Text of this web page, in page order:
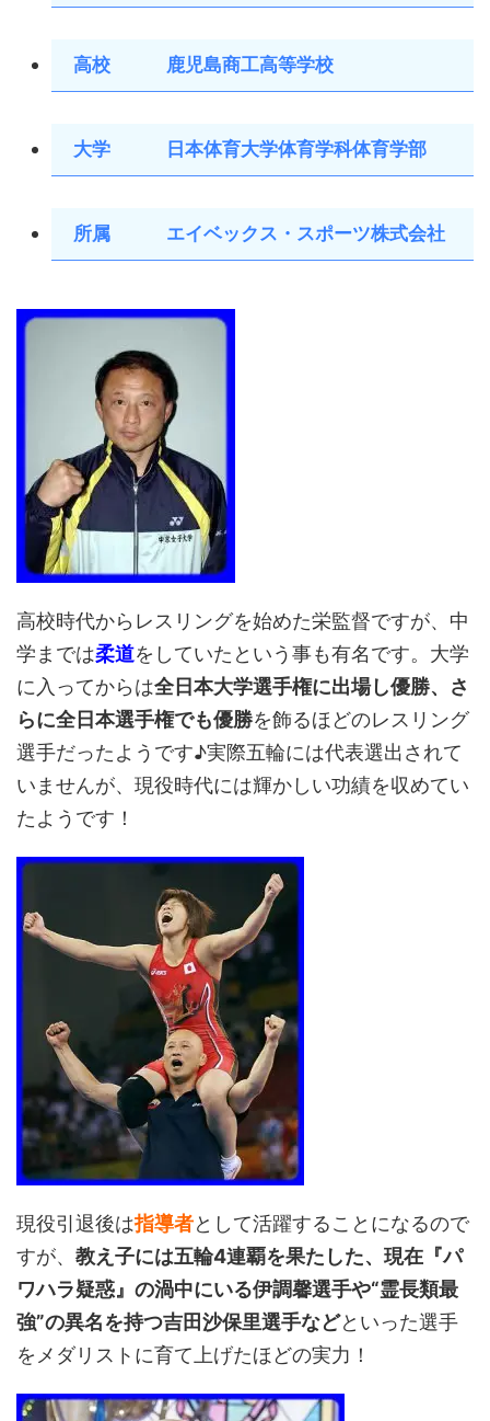
高校 鹿児島商工高等学校
大学 日本体育大学体育学科体育学部
所属 エイベックス・スポーツ株式会社
高校時代からレスリングを始めた栄監督ですが、中
学までは柔道をしていたという事も有名です。大学
に入ってからは全日本大学選手権に出場し優勝、さ
らに全日本選手権でも優勝を飾るほどのレスリング
選手だったようです♪実際五輪には代表選出されて
いませんが、現役時代には輝かしい功績を収めてい
たようです！
現役引退後は指導者として活躍することになるので
すが、 教え子には五輪4連覇を果たした、現在『パ
ワハラ疑惑』の渦中にいる伊調馨選手や“霊長類最
強”の異名を持つ吉田沙保里選手などといった選手
をメダリストに育て上げたほどの実力！